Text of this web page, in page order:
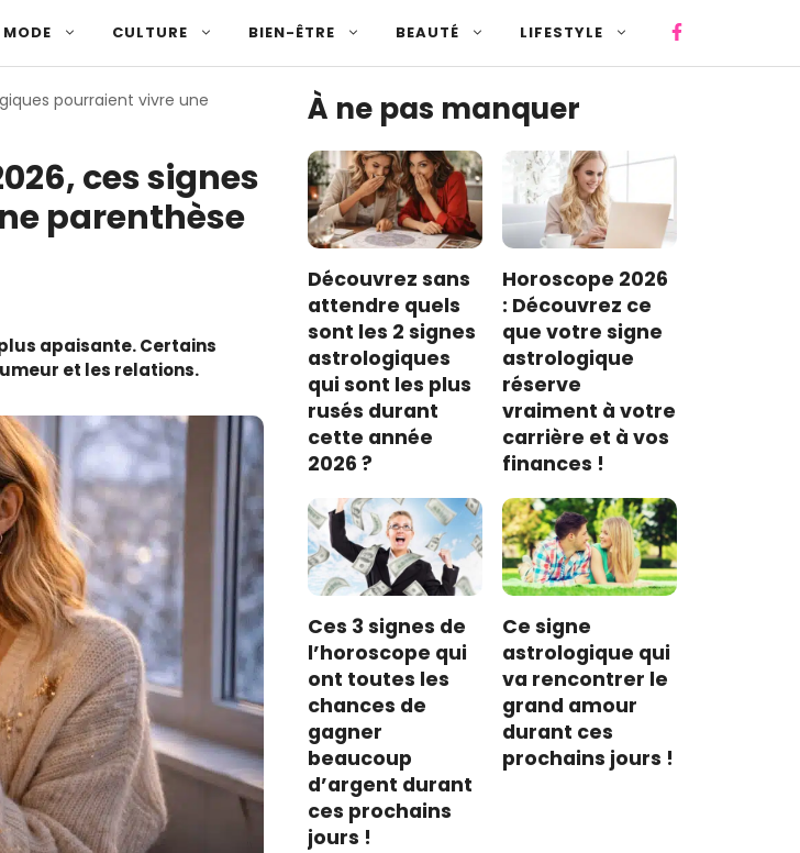
MODE CULTURE BIEN-ÊTRE BEAUTÉ LIFESTYLE
pourraient vivre une
ces signes
parenthèse
apaisante. Certains
et les relations.
À ne pas manquer
Découvrez sans
attendre quels
sont les 2 signes
astrologiques
qui sont les plus
rusés durant
cette année
2026 ?
Horoscope 2026
: Découvrez ce
que votre signe
astrologique
réserve
vraiment à votre
carrière et à vos
finances !
Ces 3 signes de
l’horoscope qui
ont toutes les
chances de
gagner
beaucoup
d’argent durant
ces prochains
jours !
Ce signe
astrologique qui
va rencontrer le
grand amour
durant ces
prochains jours !